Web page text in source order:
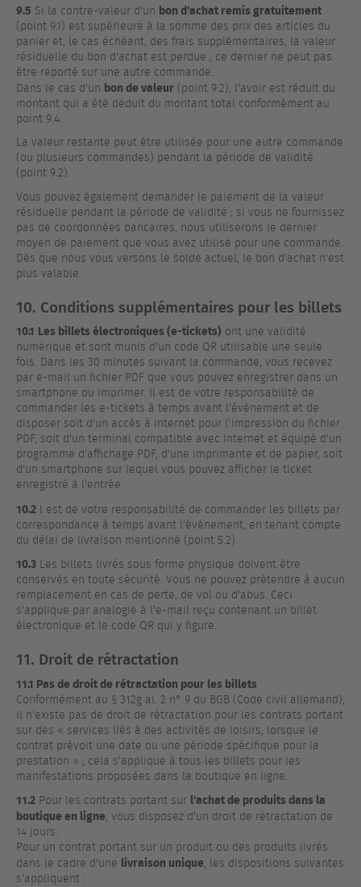
9.5 Si la contre-valeur d'un bon d'achat remis gratuitement
(point 9.1) est supérieure à la somme des prix des articles du
panier et, le cas échéant, des frais supplémentaires, la valeur
résiduelle du bon d'achat est perdue ; ce dernier ne peut pas
être reporté sur une autre commande.
Dans le cas d'un bon de valeur (point 9.2), l'avoir est réduit du
montant qui a été déduit du montant total conformément au
point 9.4.
La valeur restante peut être utilisée pour une autre commande
(ou plusieurs commandes) pendant la période de validité
(point 9.2).
Vous pouvez également demander le paiement de la valeur
résiduelle pendant la période de validité ; si vous ne fournissez
pas de coordonnées bancaires, nous utiliserons le dernier
moyen de paiement que vous avez utilisé pour une commande.
Dès que nous vous versons le solde actuel, le bon d'achat n'est
plus valable.
10. Conditions supplémentaires pour les billets
10.1 Les billets électroniques (e-tickets) ont une validité
numérique et sont munis d'un code QR utilisable une seule
fois. Dans les 30 minutes suivant la commande, vous recevez
par e-mail un fichier PDF que vous pouvez enregistrer dans un
smartphone ou imprimer. Il est de votre responsabilité de
commander les e-tickets à temps avant l'événement et de
disposer soit d'un accès à Internet pour l'impression du fichier
PDF, soit d'un terminal compatible avec Internet et équipé d'un
programme d'affichage PDF, d'une imprimante et de papier, soit
d'un smartphone sur lequel vous pouvez afficher le ticket
enregistré à l'entrée.
10.2 l est de votre responsabilité de commander les billets par
correspondance à temps avant l'événement, en tenant compte
du délai de livraison mentionné (point 5.2).
10.3 Les billets livrés sous forme physique doivent être
conservés en toute sécurité. Vous ne pouvez prétendre à aucun
remplacement en cas de perte, de vol ou d'abus. Ceci
s'applique par analogie à l'e-mail reçu contenant un billet
électronique et le code QR qui y figure.
11. Droit de rétractation
11.1 Pas de droit de rétractation pour les billets
Conformément au § 312g al. 2 n° 9 du BGB (Code civil allemand),
il n'existe pas de droit de rétractation pour les contrats portant
sur des « services liés à des activités de loisirs, lorsque le
contrat prévoit une date ou une période spécifique pour la
prestation » ; cela s'applique à tous les billets pour les
manifestations proposées dans la boutique en ligne.
11.2 Pour les contrats portant sur l'achat de produits dans la
boutique en ligne, vous disposez d'un droit de rétractation de
14 jours.
Pour un contrat portant sur un produit ou des produits livrés
dans le cadre d'une livraison unique, les dispositions suivantes
s'appliquent :